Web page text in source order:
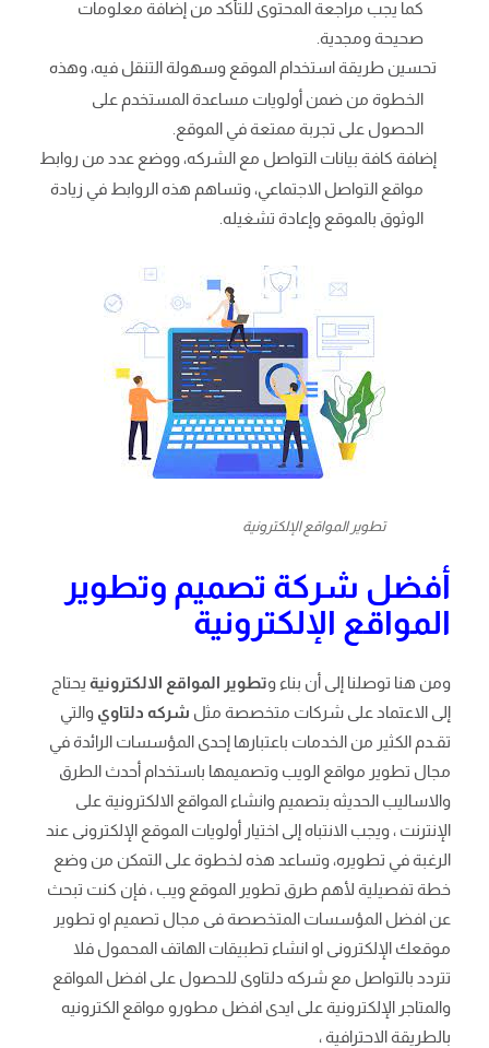
كما يجب مراجعة المحتوى للتأكد من إضافة معلومات
صحيحة ومجدية.
تحسين طريقة استخدام الموقع وسهولة التنقل فيه، وهذه
الخطوة من ضمن أولويات مساعدة المستخدم على
الحصول على تجربة ممتعة في الموقع.
إضافة كافة بيانات التواصل مع الشركه، ووضع عدد من روابط
مواقع التواصل الاجتماعي، وتساهم هذه الروابط في زيادة
الوثوق بالموقع وإعادة تشغيله.
تطوير المواقع الإلكترونية
أفضل شركة تصميم وتطوير
المواقع الإلكترونية
ومن هنا توصلنا إلى أن بناء وتطوير المواقع الالكترونية يحتاج
إلى الاعتماد على شركات متخصصة مثل شركه دلتاوي والتي
تقـدم الكثير من الخدمات باعتبارها إحدى المؤسسات الرائدة في
مجال تطوير مواقع الويب وتصميمها باستخدام أحدث الطرق
والاساليب الحديثه بتصميم وانشاء المواقع الالكترونية على
الإنترنت ، ويجب الانتباه إلى اختيار أولويات الموقع الإلكترونى عند
الرغبة في تطويره، وتساعد هذه لخطوة على التمكن من وضع
خطة تفصيلية لأهم طرق تطوير الموقع ويب ، فإن كنت تبحث
عن افضل المؤسسات المتخصصة فى مجال تصميم او تطوير
موقعك الإلكترونى او انشاء تطبيقات الهاتف المحمول فلا
تتردد بالتواصل مع شركه دلتاوى للحصول على افضل المواقع
والمتاجر الإلكترونية على ايدى افضل مطورو مواقع الكترونيه
بالطريقة الاحترافية ،